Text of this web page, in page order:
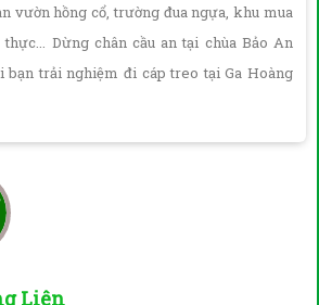
vườn hồng cổ, trường đua ngựa, khu mua
thực... Dừng chân cầu an tại chùa Bảo An
bạn trải nghiệm đi cáp treo tại Ga Hoàng
Liên